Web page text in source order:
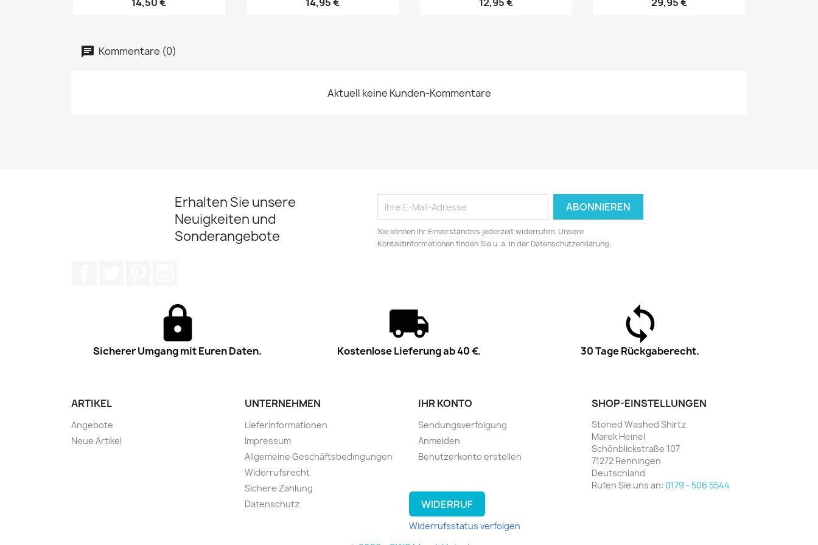
Kommentare (0)
Aktuell keine Kunden-Kommentare
Erhalten Sie unsere
Neuigkeiten und
Sonderangebote
Sie können Ihr Einverständnis jederzeit widerrufen. Unsere
Kontaktinformationen finden Sie u. a. in der Datenschutzerklärung.
Sicherer Umgang mit Euren Daten. Kostenlose Lieferung ab 40 €. 30 Tage Rückgaberecht.
ARTIKEL
Angebote
Neue Artikel
UNTERNEHMEN
Lieferinformationen
Impressum
Allgemeine Geschäftsbedingungen
Widerrufsrecht
Sichere Zahlung
Datenschutz
IHR KONTO
Sendungsverfolgung
Anmelden
Benutzerkonto erstellen
SHOP-EINSTELLUNGEN
Stoned Washed Shirtz
Marek Heinel
Schönblickstraße 107
71272 Renningen
Deutschland
Rufen Sie uns an: 0179 - 506 5544
WIDERRUF
Widerrufsstatus verfolgen